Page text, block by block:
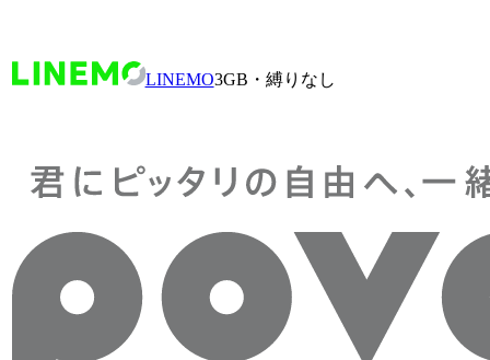
LINEMO3GB・縛りなし